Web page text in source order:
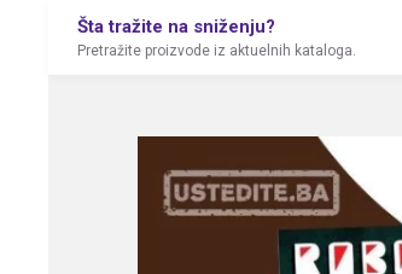
Šta tražite na sniženju?
Pretražite proizvode iz aktuelnih kataloga.